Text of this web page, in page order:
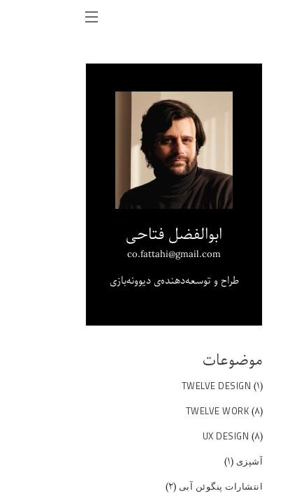
ابوالفضل فتاحی
co.fattahi@gmail.com
طراح و توسعه‌دهنده‌ی دیوونه‌بازی
موضوعات
TWELVE DESIGN (۱)
TWELVE WORK (۸)
UX DESIGN (۸)
آشپزی (۱)
انتشارات پنگوئن آبی (۲)